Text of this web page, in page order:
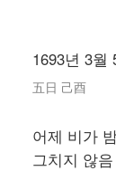
1693년 3월
五日 己酉
어제 비가
그치지 않음